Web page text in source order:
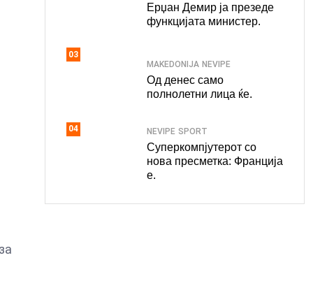
Ерџан Демир ја презеде
функцијата министер.
03
MAKEDONIJA NEVIPE
Од денес само
полнолетни лица ќе.
04 NEVIPE SPORT
Суперкомпјутерот со
нова пресметка: Франција
е.